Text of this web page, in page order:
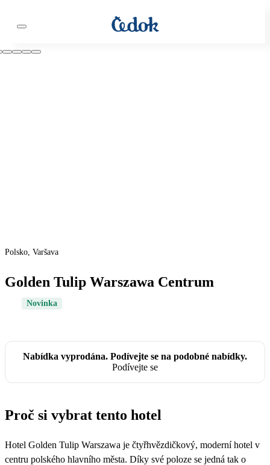
Polsko, Varšava
Golden Tulip Warszawa Centrum
Novinka
Nabídka vyprodána. Podívejte se na podobné nabídky.
Podívejte se
Proč si vybrat tento hotel
Hotel Golden Tulip Warszawa je čtyřhvězdičkový, moderní hotel v
centru polského hlavního města. Díky své poloze se jedná tak o